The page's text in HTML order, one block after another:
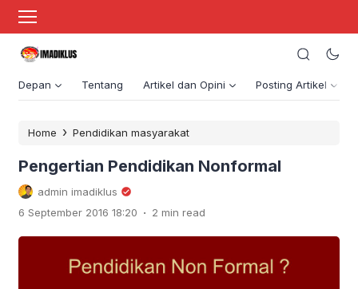
Depan Tentang Artikel dan Opini Posting Artikel
Home › Pendidikan masyarakat
Pengertian Pendidikan Nonformal
admin imadiklus
6 September 2016 18:20 . 2 min read